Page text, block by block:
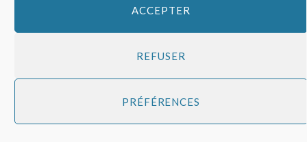
ACCEPTER
REFUSER
PRÉFÉRENCES
biscuits fabriqués en France